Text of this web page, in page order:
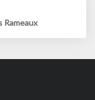
Rameaux